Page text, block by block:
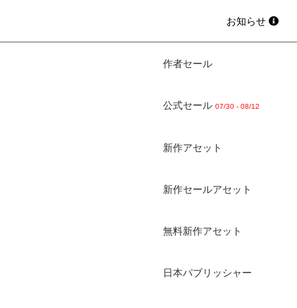
お知らせ
作者セール
公式セール 07/30 - 08/12
新作アセット
新作セールアセット
無料新作アセット
日本パブリッシャー